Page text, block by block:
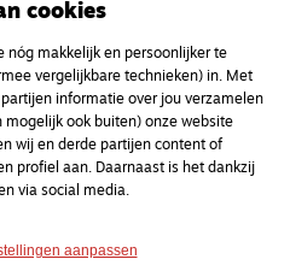
cookies
nóg makkelijk en persoonlijker te
vergelijkbare technieken) in. Met
informatie over jou verzamelen
ook buiten) onze website
wij en derde partijen content of
profiel aan. Daarnaast is het dankzij
via social media.
aanpassen